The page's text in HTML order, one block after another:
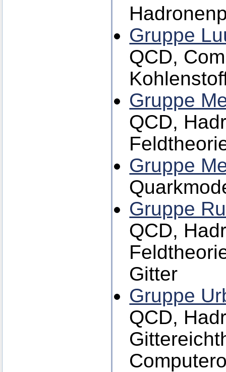
Gruppe
QCD,
Gruppe
QCD,
Gruppe
Gruppe
QCD,
Gitter
Gruppe
QCD,